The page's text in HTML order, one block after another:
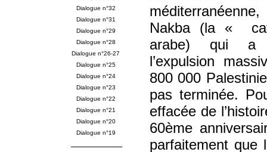
Dialogue n°32
Dialogue n°31
Dialogue n°29
Dialogue n°28
Dialogue n°26-27
Dialogue n°25
Dialogue n°24
Dialogue n°23
Dialogue n°22
Dialogue n°21
Dialogue n°20
Dialogue n°19
Nakba (la
arabe) qui a
l’expulsion
800 000
pas terminée.
effacée de
60ème
parfaitement que